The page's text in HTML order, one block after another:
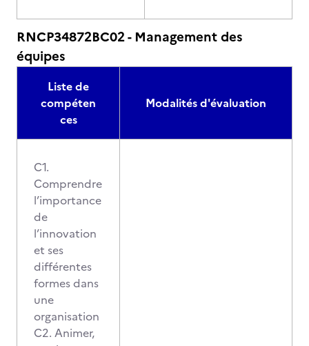
RNCP34872BC02 - Management des
équipes
Liste de
compéten
ces
Modalités d'évaluation
C1.
Comprendre
l’importance
de
l’innovation
et ses
différentes
formes dans
une
organisation
C2. Animer,